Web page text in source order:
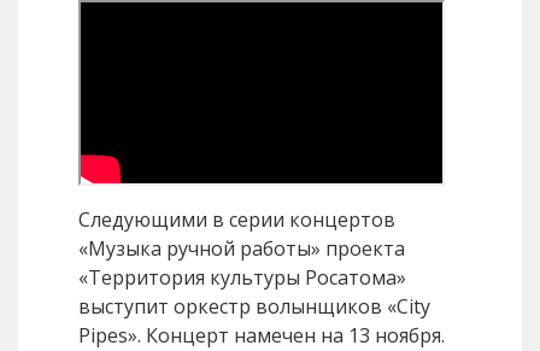
Следующими в серии концертов
«Музыка ручной работы» проекта
«Территория культуры Росатома»
выступит оркестр волынщиков «City
Pipes». Концерт намечен на 13 ноября.